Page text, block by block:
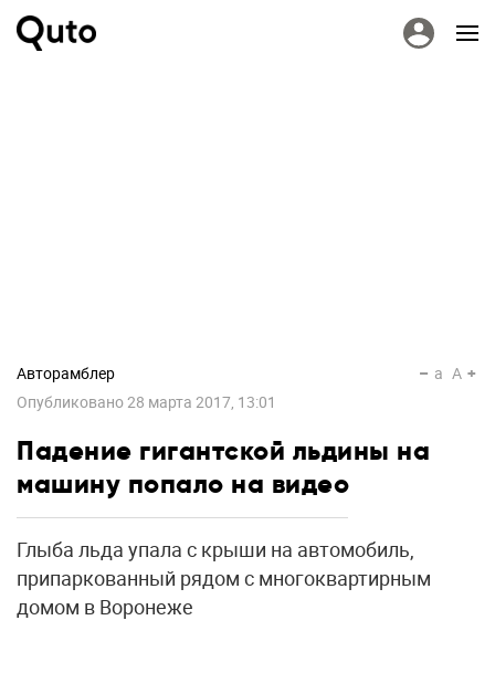
Авторамблер
Опубликовано28 марта 2017, 13:01
a A
Падение гигантской льдины на
машину попало на видео
Глыба льда упала с крыши на автомобиль,
припаркованный рядом с многоквартирным
домом в Воронеже